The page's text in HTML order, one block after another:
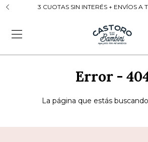
3 CUOTAS SIN INTERÉS + ENVÍOS A
Error -
La página que estás